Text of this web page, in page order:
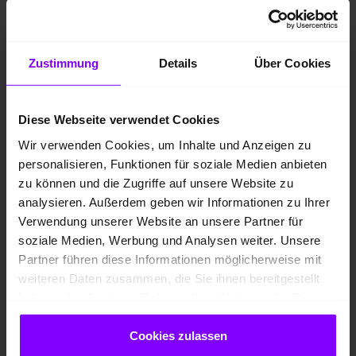
Zustimmung Details Über Cookies
Diese Webseite verwendet Cookies
Wir verwenden Cookies, um Inhalte und Anzeigen zu
personalisieren, Funktionen für soziale Medien anbieten
zu können und die Zugriffe auf unsere Website zu
analysieren. Außerdem geben wir Informationen zu Ihrer
Verwendung unserer Website an unsere Partner für
soziale Medien, Werbung und Analysen weiter. Unsere
Partner führen diese Informationen möglicherweise mit
weiteren Daten zusammen, die Sie ihnen bereitgestellt
gesammelt haben.
Cookies zulassen
Oder doch ein CUPRA Neuwagen?
Der CUPRA Born wurde entwickelt, um
Erwartungen zu verändern. Vollelektrisch,
progressiv und unverwechselbar verbindet er
das Emotionen weckt. Sein markantes Design,